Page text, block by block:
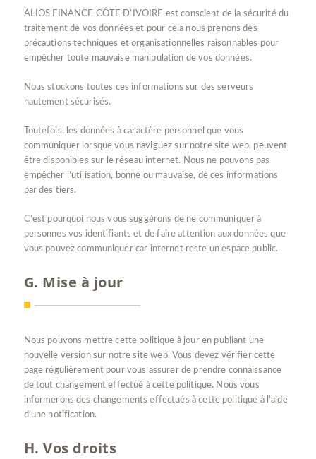
ALIOS FINANCE CÔTE D’IVOIRE est conscient de la sécurité du
traitement de vos données et pour cela nous prenons des
précautions techniques et organisationnelles raisonnables pour
empêcher toute mauvaise manipulation de vos données.
Nous stockons toutes ces informations sur des serveurs
hautement sécurisés.
Toutefois, les données à caractère personnel que vous
communiquer lorsque vous naviguez sur notre site web, peuvent
être disponibles sur le réseau internet. Nous ne pouvons pas
empêcher l’utilisation, bonne ou mauvaise, de ces informations
par des tiers.
C’est pourquoi nous vous suggérons de ne communiquer à
personnes vos identifiants et de faire attention aux données que
vous pouvez communiquer car internet reste un espace public.
G. Mise à jour
Nous pouvons mettre cette politique à jour en publiant une
nouvelle version sur notre site web. Vous devez vérifier cette
page régulièrement pour vous assurer de prendre connaissance
de tout changement effectué à cette politique. Nous vous
informerons des changements effectués à cette politique à l’aide
d’une notification.
H. Vos droits